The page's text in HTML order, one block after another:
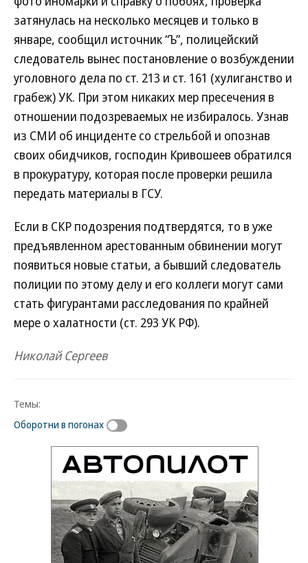
затянулась на несколько месяцев и только в
январе, сообщил источник “Ъ”, полицейский
следователь вынес постановление о возбуждении
уголовного дела по ст. 213 и ст. 161 (хулиганство и
грабеж) УК. При этом никаких мер пресечения в
отношении подозреваемых не избиралось. Узнав
из СМИ об инциденте со стрельбой и опознав
своих обидчиков, господин Кривошеев обратился
в прокуратуру, которая после проверки решила
передать материалы в ГСУ.
Если в СКР подозрения подтвердятся, то в уже
предъявленном арестованным обвинении могут
появиться новые статьи, а бывший следователь
полиции по этому делу и его коллеги могут сами
стать фигурантами расследования по крайней
мере о халатности (ст. 293 УК РФ).
Николай Сергеев
Темы:
Оборотни в погонах